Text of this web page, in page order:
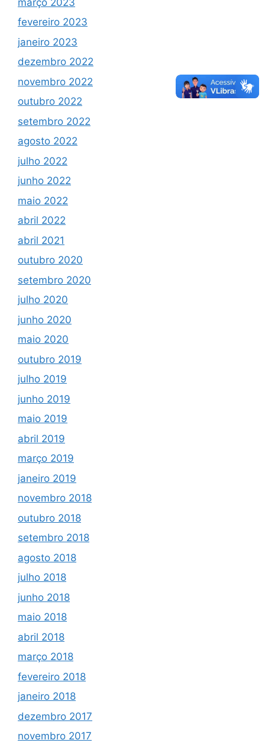
fevereiro 2023
janeiro 2023
dezembro 2022
novembro 2022
outubro 2022
setembro 2022
agosto 2022
julho 2022
junho 2022
maio 2022
abril 2022
abril 2021
outubro 2020
setembro 2020
julho 2020
junho 2020
maio 2020
outubro 2019
julho 2019
junho 2019
maio 2019
abril 2019
março 2019
janeiro 2019
novembro 2018
outubro 2018
setembro 2018
agosto 2018
julho 2018
junho 2018
maio 2018
abril 2018
março 2018
fevereiro 2018
janeiro 2018
dezembro 2017
novembro 2017